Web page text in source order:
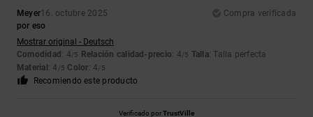
Meyer16. octubre 2025
Compra verificada
por eso
Mostrar original - Deutsch
Comodidad : 4/5 Relación calidad-precio: 4/5 Talla: Talla perfecta
Material : 4 /5 Color: 4/5
Recomiendo este producto
Verificado porTrustVille